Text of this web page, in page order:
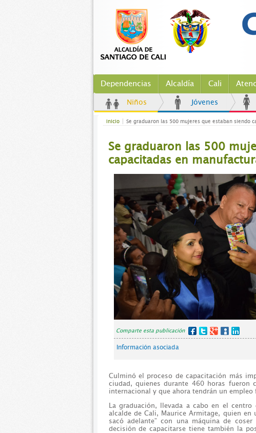
Dependencias Alcaldía Cali
Niños Jóvenes
Inicio Se graduaron las 500 mujeres que estaban siendo
Se graduaron las 500
capacitadas en
Comparte esta publicación
Información asociada
Culminó el proceso de capacitación más
ciudad, quienes durante 460 horas fueron
internacional y que ahora tendrán un
La graduación, llevada a cabo en el
alcalde de Cali, Maurice Armitage, quien
sacó adelante” con una máquina de
decisión de capacitarse tiene también la